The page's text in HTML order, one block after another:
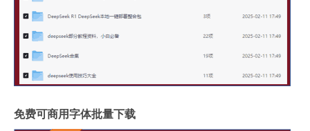
免费可商用字体批量下载